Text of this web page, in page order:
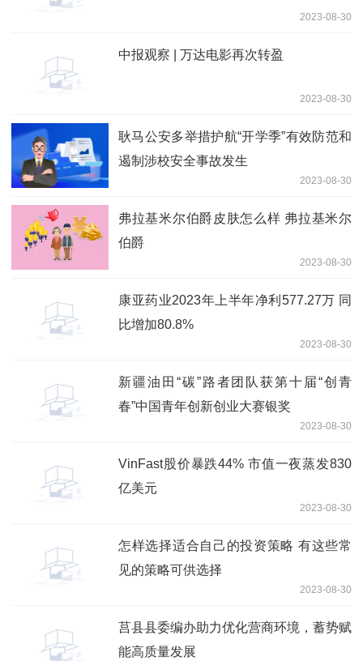
2023-08-30
中报观察 | 万达电影再次转盈
2023-08-30
耿马公安多举措护航“开学季”有效防范和
遏制涉校安全事故发生
2023-08-30
弗拉基米尔伯爵皮肤怎么样 弗拉基米尔
伯爵
2023-08-30
康亚药业2023年上半年净利577.27万 同
比增加80.8%
2023-08-30
新疆油田“碳”路者团队获第十届“创青
春”中国青年创新创业大赛银奖
2023-08-30
VinFast股价暴跌44% 市值一夜蒸发830
亿美元
2023-08-30
怎样选择适合自己的投资策略 有这些常
见的策略可供选择
2023-08-30
莒县县委编办助力优化营商环境，蓄势赋
能高质量发展